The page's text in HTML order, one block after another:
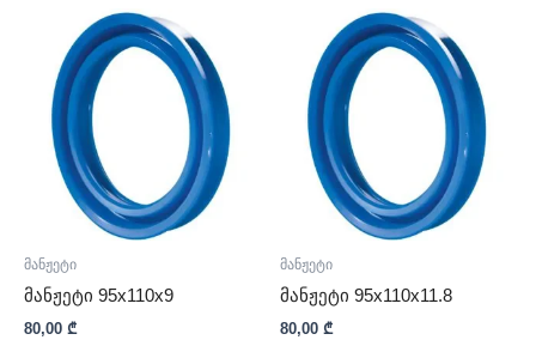
მანჟეტი
მანჟეტი 95x110x9
80,00 ₾
მანჟეტი
მანჟეტი 95x110x11.8
80,00 ₾